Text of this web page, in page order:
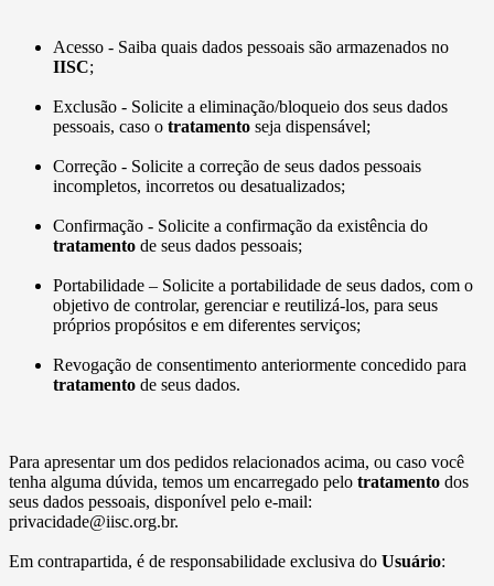
Acesso - Saiba quais dados pessoais são armazenados no
IISC;
Exclusão - Solicite a eliminação/bloqueio dos seus dados
pessoais, caso o tratamento seja dispensável;
Correção - Solicite a correção de seus dados pessoais
incompletos, incorretos ou desatualizados;
Confirmação - Solicite a confirmação da existência do
tratamento de seus dados pessoais;
Portabilidade – Solicite a portabilidade de seus dados, com o
objetivo de controlar, gerenciar e reutilizá-los, para seus
próprios propósitos e em diferentes serviços;
Revogação de consentimento anteriormente concedido para
tratamento de seus dados.
Para apresentar um dos pedidos relacionados acima, ou caso você
tenha alguma dúvida, temos um encarregado pelo tratamento dos
seus dados pessoais, disponível pelo e-mail:
privacidade@iisc.org.br.
Em contrapartida, é de responsabilidade exclusiva do Usuário: